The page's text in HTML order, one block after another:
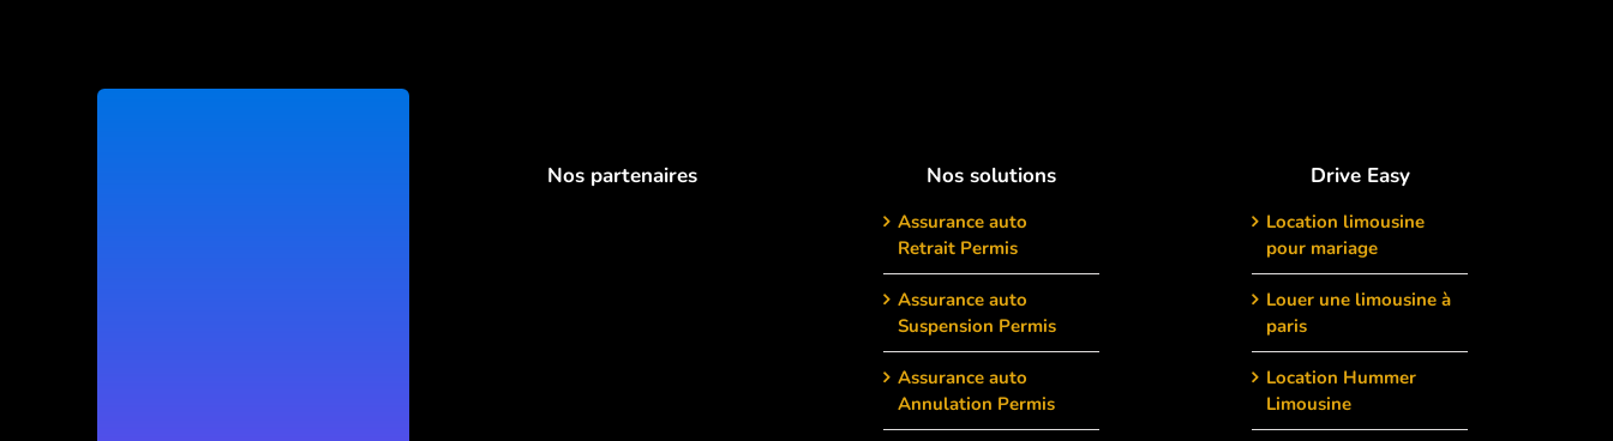
Nos partenaires Nos solutions
Assurance auto
Retrait Permis
Assurance auto
Suspension Permis
Assurance auto
Annulation Permis
Drive Easy
Location limousine
pour mariage
Louer une limousine à
paris
Location Hummer
Limousine